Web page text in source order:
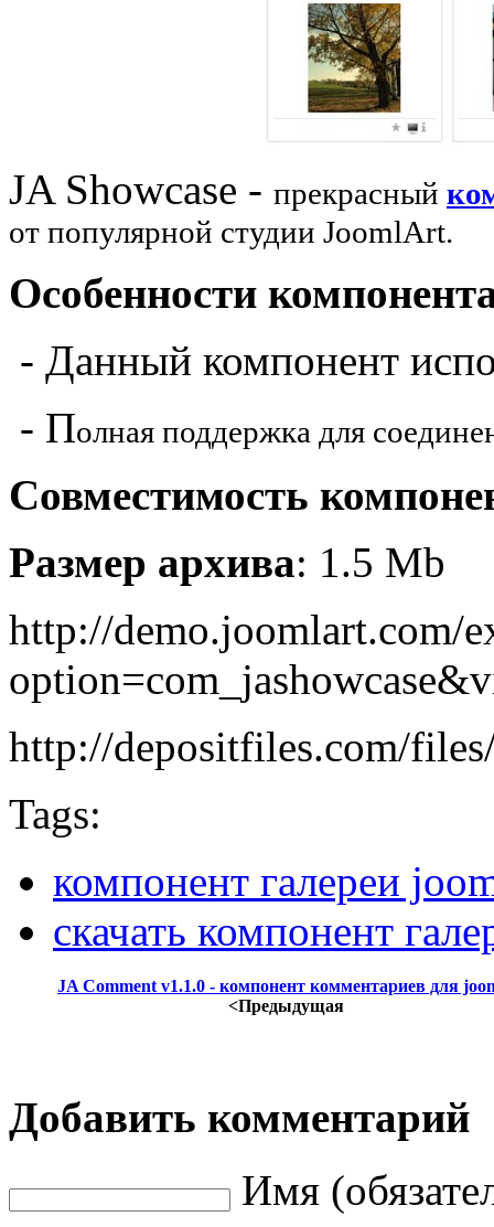
JA Showcase - прекрасный
от популярной студии JoomlArt.
Особенности
- Данный компонент
- Полная поддержка для
Совместимость
Размер архива: 1.5 Mb
http://demo.joomlart.com/
http://depositfiles.com/
Tags:
компонент галереи
скачать компонент
JA Comment v1.1.0 - компонент комментариев для
<Предыдущая
Добавить комментарий
Имя